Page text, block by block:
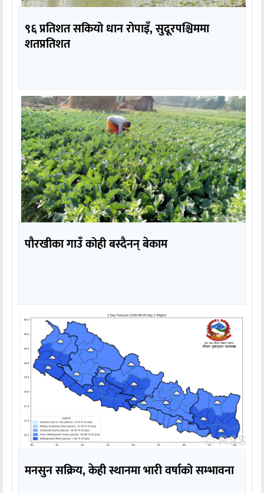
९६ प्रतिशत सकियो धान रोपाइँ, सुदूरपश्चिममा
शतप्रतिशत
पौरखीका गाउँ कोही बस्दैनन् बेकाम
मनसुन सक्रिय, केही स्थानमा भारी वर्षाको सम्भावना